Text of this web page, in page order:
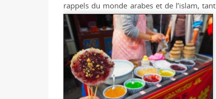
rappels du monde arabes et de l’islam,